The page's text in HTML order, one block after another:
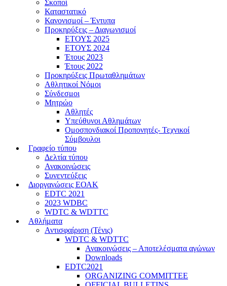
Σκοποί
Καταστατικό
Κανονισμοί – Έντυπα
Προκηρύξεις – Διαγωνισμοί
ΕΤΟΥΣ 2025
ΕΤΟΥΣ 2024
Έτους 2023
Έτους 2022
Προκηρύξεις Πρωταθλημάτων
Αθλητικοί Νόμοι
Σύνδεσμοι
Μητρώο
Αθλητές
Υπεύθυνοι Αθλημάτων
Ομοσπονδιακοί Προπονητές- Τεχνικοί
Σύμβουλοι
Γραφείο τύπου
Δελτία τύπου
Ανακοινώσεις
Συνεντεύξεις
Διοργανώσεις ΕΟΑΚ
EDTC 2021
2023 WDBC
WDTC & WDTTC
Αθλήματα
Αντισφαίριση (Τένις)
WDTC & WDTTC
Ανακοινώσεις – Αποτελέσματα αγώνων
Downloads
EDTC2021
ORGANIZING COMMITTEE